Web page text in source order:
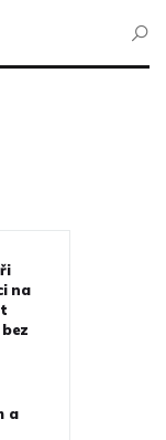
na
a